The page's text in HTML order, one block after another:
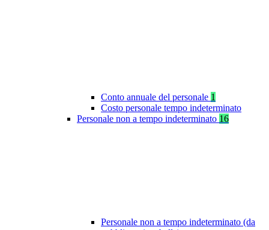
Conto annuale del personale 1
Costo personale tempo indeterminato
Personale non a tempo indeterminato 16
Personale non a tempo indeterminato (da